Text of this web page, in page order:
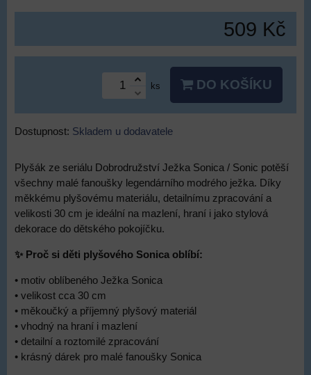
509 Kč
ks DO KOŠÍKU
Dostupnost: Skladem u dodavatele
Plyšák ze seriálu Dobrodružství Ježka Sonica / Sonic potěší
všechny malé fanoušky legendárního modrého ježka. Díky
měkkému plyšovému materiálu, detailnímu zpracování a
velikosti 30 cm je ideální na mazlení, hraní i jako stylová
dekorace do dětského pokojíčku.
✨ Proč si děti plyšového Sonica oblíbí:
• motiv oblíbeného Ježka Sonica
• velikost cca 30 cm
• měkoučký a příjemný plyšový materiál
• vhodný na hraní i mazlení
• detailní a roztomilé zpracování
• krásný dárek pro malé fanoušky Sonica